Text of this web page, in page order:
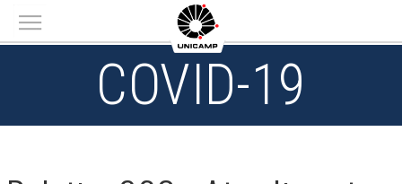
Main menu
COVID-19